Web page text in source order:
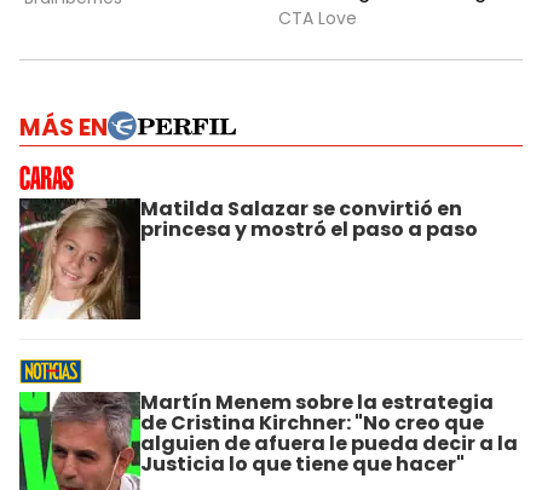
MÁS EN
Matilda Salazar se convirtió en
princesa y mostró el paso a paso
Martín Menem sobre la estrategia
de Cristina Kirchner: "No creo que
alguien de afuera le pueda decir a la
Justicia lo que tiene que hacer"